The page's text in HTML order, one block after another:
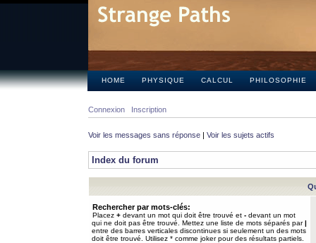
HOME PHYSIQUE CALCUL PHILOSOPHIE
Connexion Inscription
Voir les messages sans réponse | Voir les sujets actifs
Index du forum
Rechercher par mots-clés:
Placez + devant un mot qui doit être trouvé et - devant un mot
qui ne doit pas être trouvé. Mettez une liste de mots séparés par|
entre des barres verticales discontinues si seulement un des mots
doit être trouvé. Utilisez * comme joker pour des résultats partiels.